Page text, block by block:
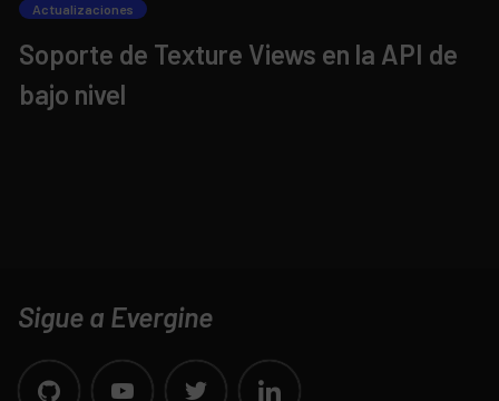
Actualizaciones
Soporte de Texture Views en la API de
bajo nivel
Sigue a Evergine